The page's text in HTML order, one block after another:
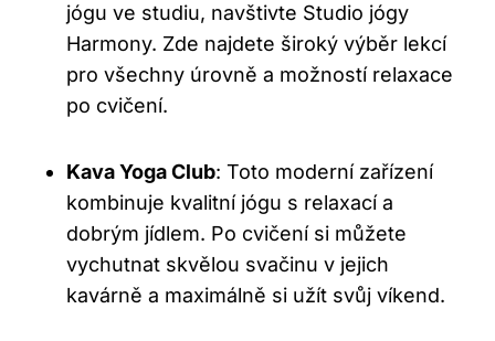
jógu ve studiu, ⁢navštivte Studio jógy
Harmony. Zde najdete široký ‍výběr lekcí
pro všechny úrovně a ⁢možností relaxace
po cvičení.
Kava Yoga Club: Toto moderní zařízení
kombinuje kvalitní jógu s relaxací a
dobrým jídlem. Po cvičení si můžete
vychutnat skvělou ⁣svačinu v jejich
⁤kavárně a maximálně si užít svůj víkend.